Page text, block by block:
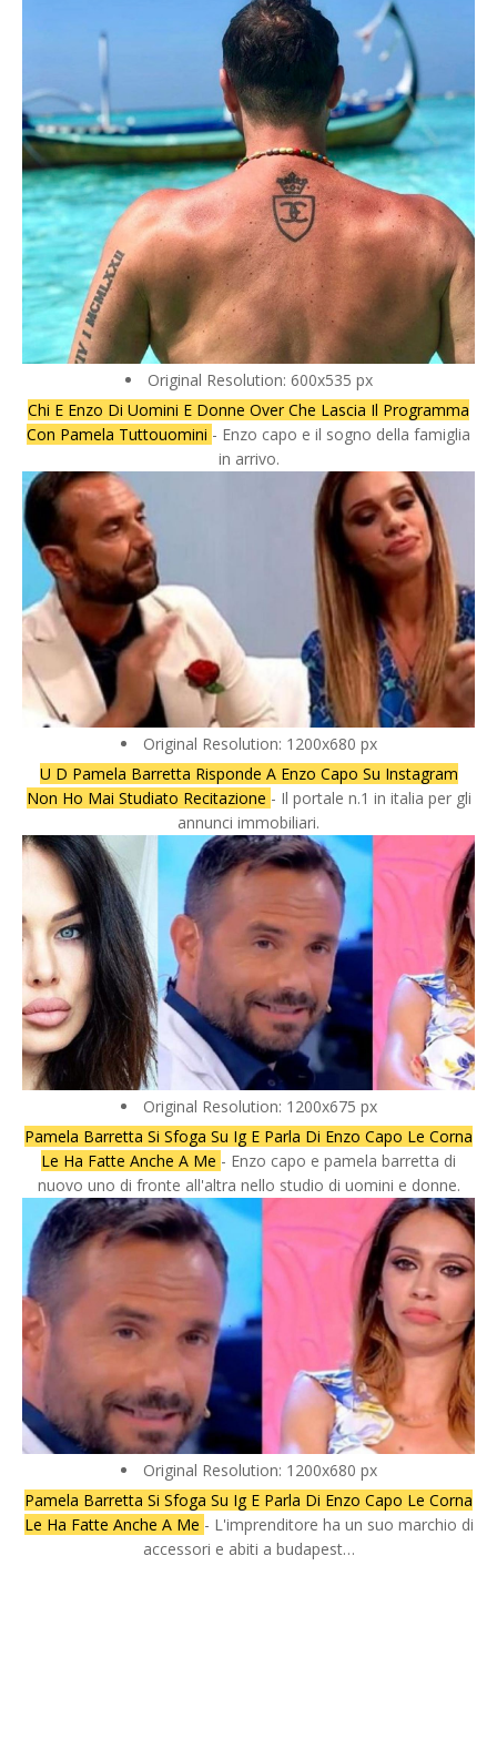
Original Resolution: 600x535 px
Chi E Enzo Di Uomini E Donne Over Che Lascia Il Programma
Con Pamela Tuttouomini - Enzo capo e il sogno della famiglia
in arrivo.
Original Resolution: 1200x680 px
U D Pamela Barretta Risponde A Enzo Capo Su Instagram
Non Ho Mai Studiato Recitazione - Il portale n.1 in italia per gli
annunci immobiliari.
Original Resolution: 1200x675 px
Pamela Barretta Si Sfoga Su Ig E Parla Di Enzo Capo Le Corna
Le Ha Fatte Anche A Me - Enzo capo e pamela barretta di
nuovo uno di fronte all'altra nello studio di uomini e donne.
Original Resolution: 1200x680 px
Pamela Barretta Si Sfoga Su Ig E Parla Di Enzo Capo Le Corna
Le Ha Fatte Anche A Me - L'imprenditore ha un suo marchio di
accessori e abiti a budapest…